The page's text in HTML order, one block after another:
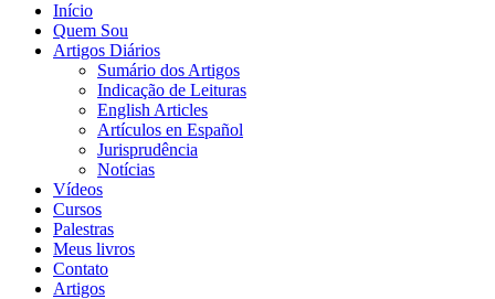
Início
Quem Sou
Artigos Diários
Sumário dos Artigos
Indicação de Leituras
English Articles
Artículos en Español
Jurisprudência
Notícias
Vídeos
Cursos
Palestras
Meus livros
Contato
Artigos